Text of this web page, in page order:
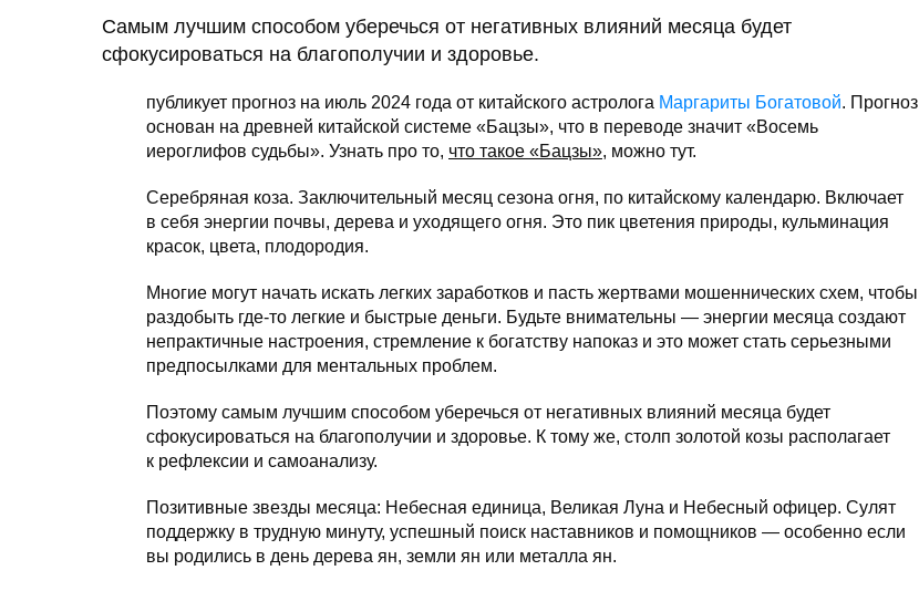
Самым лучшим способом уберечься от негативных влияний месяца будет
сфокусироваться на благополучии и здоровье.
публикует прогноз на июль 2024 года от китайского астролога Маргариты Богатовой. Прогноз
основан на древней китайской системе «Бацзы», что в переводе значит «Восемь
иероглифов судьбы». Узнать про то, что такое «Бацзы», можно тут.
Серебряная коза. Заключительный месяц сезона огня, по китайскому календарю. Включает
в себя энергии почвы, дерева и уходящего огня. Это пик цветения природы, кульминация
красок, цвета, плодородия.
Многие могут начать искать легких заработков и пасть жертвами мошеннических схем, чтобы
раздобыть где-то легкие и быстрые деньги. Будьте внимательны — энергии месяца создают
непрактичные настроения, стремление к богатству напоказ и это может стать серьезными
предпосылками для ментальных проблем.
Поэтому самым лучшим способом уберечься от негативных влияний месяца будет
сфокусироваться на благополучии и здоровье. К тому же, столп золотой козы располагает
к рефлексии и самоанализу.
Позитивные звезды месяца: Небесная единица, Великая Луна и Небесный офицер. Сулят
поддержку в трудную минуту, успешный поиск наставников и помощников — особенно если
вы родились в день дерева ян, земли ян или металла ян.